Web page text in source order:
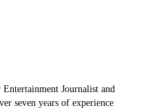
Journalist and
seven years of experience